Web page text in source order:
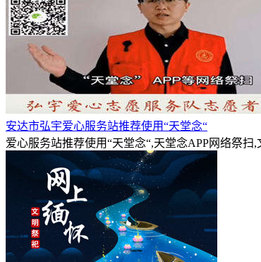
安达市弘宇爱心服务站推荐使用“天堂念“
爱心服务站推荐使用“天堂念“,天堂念APP网络祭